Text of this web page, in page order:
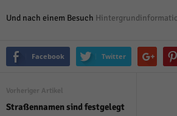
Und nach einem Besuch
Facebook Twitter
Vorheriger Artikel
Straßennamen sind festgelegt
Inhalte von Videoplattformen und Social-Media-
standardmäßig blockiert. Wenn Cookies von
werden, bedarf der Zugriff auf diese Inhalte keiner